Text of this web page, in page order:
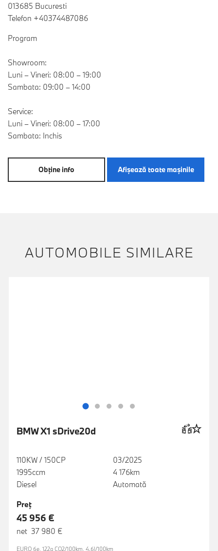
013685 Bucuresti
Telefon +40374487086
Program
Showroom:
Luni – Vineri: 08:00 – 19:00
Sambata: 09:00 – 14:00
Service:
Luni – Vineri: 08:00 – 17:00
Sambata: Inchis
Obţine info Afişează toate maşinile
AUTOMOBILE SIMILARE
BMW X1 sDrive20d
110KW / 150CP
1995ccm
Diesel
03/2025
4 176km
Automată
Preţ
45 956 €
net 37 980 €
EURO 6e, 122g CO2/100km, 4.6l/100km